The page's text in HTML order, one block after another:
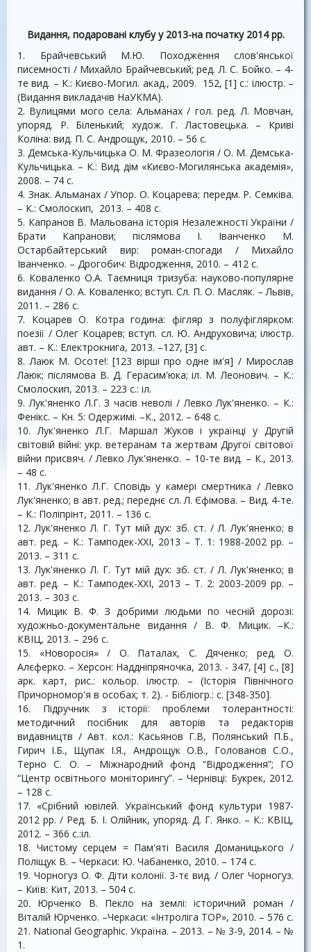
Видання, подаровані клубу у 2013-на початку 2014 рр.
1. Брайчевський М.Ю. Походження слов'янської
писемності / Михайло Брайчевський; ред. Л. С. Бойко. – 4-
те вид. – К.: Києво-Могил. акад., 2009. 152, [1] с.: ілюстр. –
(Видання викладачів НаУКМА).
2. Вулицями мого села: Альманах / гол. ред. Л. Мовчан,
упоряд. Р. Біленький; худож. Г. Ластовецька. – Криві
Коліна: вид. П. С. Андрощук, 2010. – 56 с.
3. Демська-Кульчицька О. М. Фразеологія / О. М. Демська-
Кульчицька. – К.: Вид. дім «Києво-Могилянська академія»,
2008. – 74 с.
4. Знак. Альманах / Упор. О. Коцарева; передм. Р. Семківа.
– К.: Смолоскип, 2013. – 408 с.
5. Капранов В. Мальована історія Незалежності України /
Брати Капранови; післямова І. Іванченко М.
Остарбайтерський вир: роман-спогади / Михайло
Іванченко. – Дрогобич: Відродження, 2010. – 412 с.
6. Коваленко О.А. Таємниця тризуба: науково-популярне
видання / О. А. Коваленко; вступ. Сл. П. О. Масляк. – Львів,
2011. – 286 с.
7. Коцарев О. Котра година: фігляр з полуфіглярком:
поезії / Олег Коцарев; вступ. сл. Ю. Андруховича; ілюстр.
авт. – К.: Електрокнига, 2013. –127, [3] с.
8. Лаюк М. Осоте!: [123 вірші про одне ім'я] / Мирослав
Лаюк; післямова В. Д. Герасим'юка; іл. М. Леонович. – К.:
Смолоскип, 2013. – 223 с.: іл.
9. Лук'яненко Л.Г. З часів неволі / Левко Лук'яненко. – К.:
Фенікс. – Кн. 5: Одержимі. –К., 2012. – 648 с.
10. Лук'яненко Л.Г. Маршал Жуков і українці у Другій
світовій війні: укр. ветеранам та жертвам Другої світової
війни присвяч. / Левко Лук'яненко. – 10-те вид. – К., 2013.
– 48 с.
11. Лук'яненко Л.Г. Сповідь у камері смертника / Левко
Лук'яненко; в авт. ред.; переднє сл. Л. Єфімова. – Вид. 4-те.
– К.: Поліпрінт, 2011. – 136 с.
12. Лук'яненко Л. Г. Тут мій дух: зб. ст. / Л. Лук'яненко; в
авт. ред. – К.: Тамподек-XXI, 2013 – Т. 1: 1988-2002 рр. –
2013. – 311 с.
13. Лук'яненко Л. Г. Тут мій дух: зб. ст. / Л. Лук'яненко; в
авт. ред. – К.: Тамподек-XXI, 2013 – Т. 2: 2003-2009 рр. –
2013. – 303 с.
14. Мицик В. Ф. З добрими людьми по чесній дорозі:
художньо-документальне видання / В. Ф. Мицик. –К.:
КВІЦ, 2013. – 296 с.
15. «Новоросія» / О. Паталах, С. Дяченко; ред. О.
Алєферко. – Херсон: Наддніпряночка, 2013. - 347, [4] с., [8]
арк. карт, рис.: кольор. ілюстр. – (Історія Північного
Причорномор'я в особах; т. 2). - Бібліогр.: с. [348-350].
16. Підручник з історії: проблеми толерантності:
методичний посібник для авторів та редакторів
видавництв / Авт. кол.: Касьянов Г.В, Полянський П.Б.,
Гирич І.Б., Щупак І.Я., Андрощук О.В., Голованов С.О.,
Терно С. О. – Міжнародний фонд “Відродження”; ГО
“Центр освітнього моніторингу”. – Чернівці: Букрек, 2012.
– 128 с.
17. «Срібний ювілей. Український фонд культури 1987-
2012 рр. / Ред. Б. І. Олійник, упоряд. Д. Г. Янко. – К.: КВІЦ,
2012. – 366 с.:іл.
18. Чистому серцем = Пам'яті Василя Доманицького /
Поліщук В. – Черкаси: Ю. Чабаненко, 2010. – 174 с.
19. Чорногуз О. Ф. Діти колонії. 3-тє вид. / Олег Чорногуз.
– Київ: Кит, 2013. – 504 с.
20. Юрченко В. Пекло на землі: історичний роман /
Віталій Юрченко. –Черкаси: «Інтроліга ТОР», 2010. – 576 с.
21. National Geographiс. Україна. – 2013. – № 3-9, 2014. – №
1.